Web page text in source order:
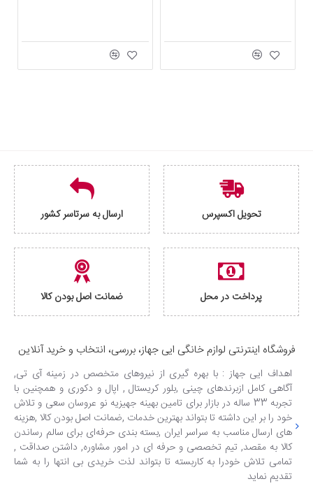
تحویل اکسپرس ارسال به سرتاسر کشور
پرداخت در محل ضمانت اصل بودن کالا
فروشگاه اینترنتی لوازم خانگی ایی جهاز، بررسی، انتخاب و خرید آنلاین
اهداف ایی جهاز : با بهره گیری از نیروهای متخصص در زمینه آی تی,
آگاهی کامل ازبرندهای چینی ,بلور کریستال , اپال و دکوری و همچنین با
تجربه 33 ساله در بازار برای تامین بهینه جهیزیه نو عروسان سعی و تلاش
خود را بر این داشته تا بتواند بهترین خدمات ,ضمانت اصل بودن کالا ,هزینه
های ارسال مناسب به سراسر ایران ,بسته بندی حرفه‌ای برای سالم رساندن
کالا به مقصد, تیم تخصصی و حرفه ای در امور مشاوره, داشتن صداقت ,
تمامی تلاش خودرا به کاربسته تا بتواند لذت خریدی بی انتها را به شما
تقدیم نماید